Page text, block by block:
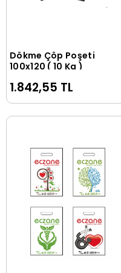
Sepete Ekle
Dökme Çöp Poşeti
100x120 ( 10 Kg )
1.842,55 TL